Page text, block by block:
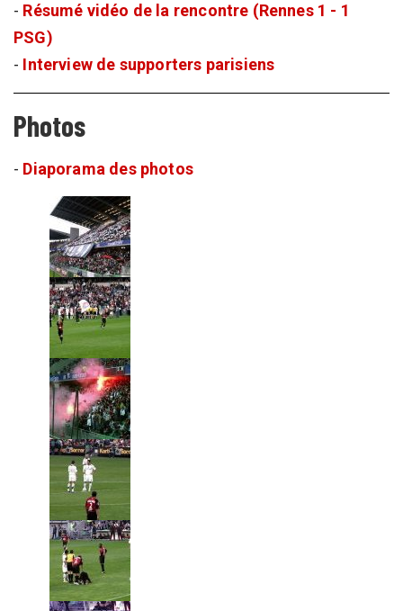
- Résumé vidéo de la rencontre (Rennes 1 - 1
PSG)
- Interview de supporters parisiens
Photos
- Diaporama des photos